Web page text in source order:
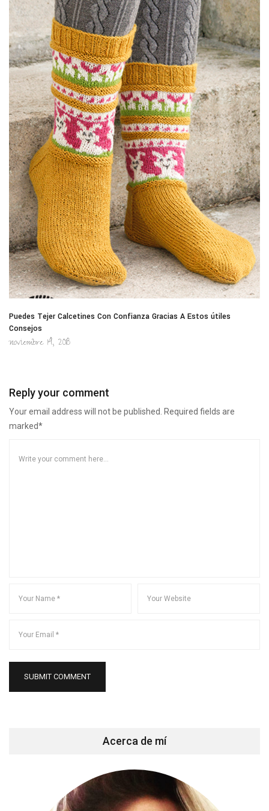
Puedes Tejer Calcetines Con Confianza Gracias A Estos útiles
Consejos
noviembre 14, 2018
Reply your comment
Your email address will not be published. Required fields are
marked*
Acerca de mí